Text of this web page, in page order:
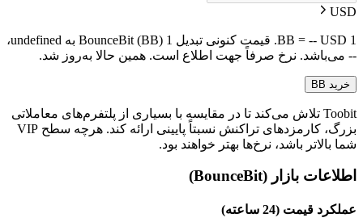
USD
1 BB = -- USD. قیمت کنونی تبدیل 1 BounceBit (BB) به undefined،
-- می‌باشد. نرخ صرفاً جهت اطلاع است. همین حالا به‌روز شد.
خرید BB
Toobit تلاش می‌کند تا در مقایسه با بسیاری از پلتفرم‌های معاملاتی
بزرگ، کارمزدهای تراکنش نسبتاً پایینی ارائه کند. هرچه سطح VIP
شما بالاتر باشد، نرخ‌ها بهتر خواهند بود.
اطلاعات بازار (BounceBit)
عملکرد قیمت (24 ساعته)